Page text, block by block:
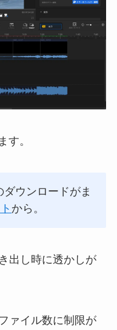
す。
ウンロードがま
から。
出し時に透かしが
ァイル数に制限が